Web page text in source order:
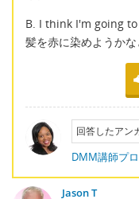
B. I think I'm going
髪を赤に染めようかな
回答したアン
DMM講師プ
Jason T